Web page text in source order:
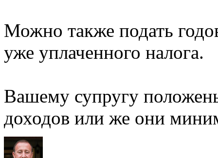
Можно также подать
уже уплаченного налога.
Вашему супругу
доходов или же они